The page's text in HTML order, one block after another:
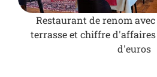
Restaurant de renom
terrasse et chiffre
d'euros